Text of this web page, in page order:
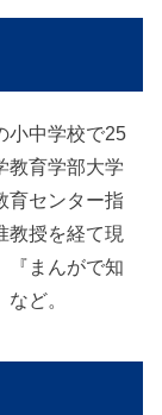
小中学校で25
教育学部大学
育センター指
教授を経て現
まんがで知
ど。